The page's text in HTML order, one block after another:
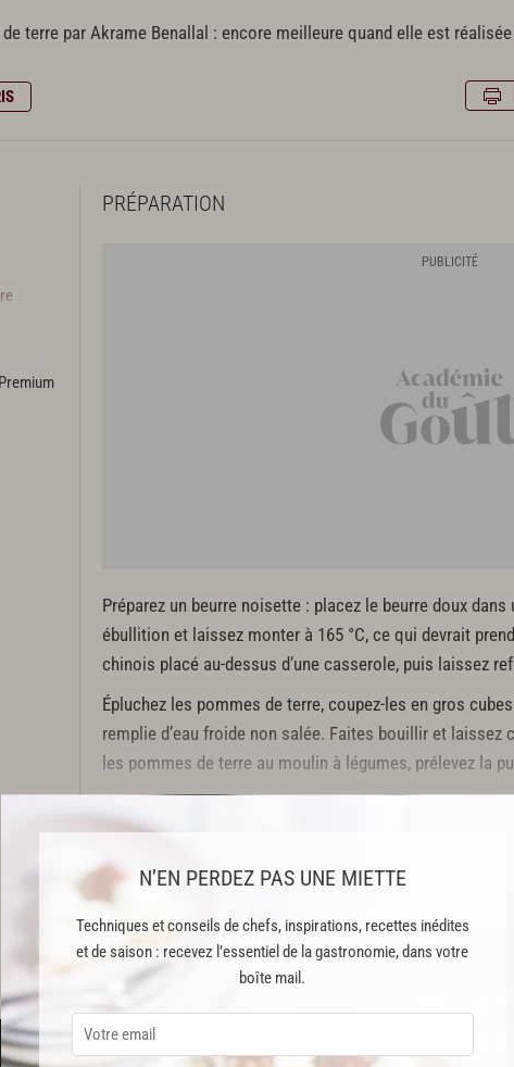
N’EN PERDEZ PAS UNE MIETTE
Techniques et conseils de chefs, inspirations, recettes inédites
et de saison : recevez l’essentiel de la gastronomie, dans votre
boîte mail.
terre par Akrame Benallal : encore meilleure quand elle est
PRÉPARATION
Préparez un beurre noisette : placez le beurre doux
ébullition et laissez monter à 165 °C, ce qui devrait
chinois placé au-dessus d’une casserole, puis laissez
Épluchez les pommes de terre, coupez-les en gros
remplie d’eau froide non salée. Faites bouillir et laissez
les pommes de terre au moulin à légumes, prélevez la
Dans un faitout, faites chauffer le lait, puis ajoutez la
sur le feu et montez le tout en fouettant et en ajoutant
coupé en morceaux.
Cette recette est issue du livre "Carnivore" publié aux Éditions Alain
Cette recette est réservée aux abonnés Premium